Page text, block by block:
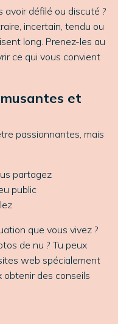
avoir défilé ou discuté ?
incertain, tendu ou
long. Prenez-les au
ce qui vous convient
et
passionnantes, mais
partagez
public
que vous vivez ?
de nu ? Tu peux
web spécialement
obtenir des conseils